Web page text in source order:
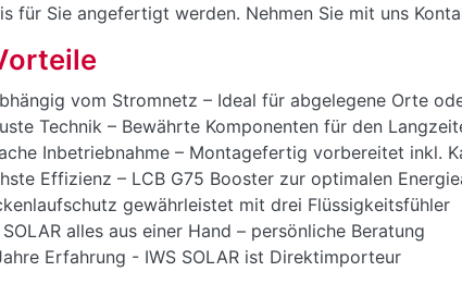
für Sie angefertigt werden. Nehmen Sie mit uns
vom Stromnetz – Ideal für abgelegene Orte
Technik – Bewährte Komponenten für den
Inbetriebnahme – Montagefertig vorbereitet inkl.
Effizienz – LCB G75 Booster zur optimalen
gewährleistet mit drei Flüssigkeitsfühler
SOLAR alles aus einer Hand – persönliche Beratung
Erfahrung - IWS SOLAR ist Direktimporteur